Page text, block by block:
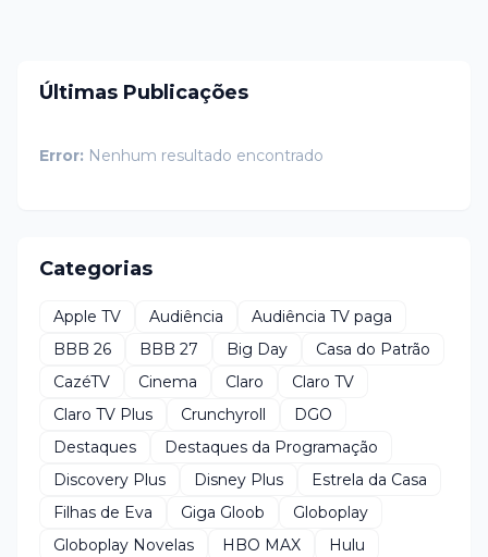
Últimas Publicações
Error: Nenhum resultado encontrado
Categorias
Apple TV Audiência
Audiência TV paga
BBB 26
BBB 27 Big Day
Casa do Patrão
CazéTV
Cinema Claro
Claro TV
Claro TV Plus
Crunchyroll
DGO
Destaques
Destaques da Programação
Discovery Plus
Disney Plus
Estrela da Casa
Filhas de Eva
Giga Gloob
Globoplay
Globoplay Novelas
HBO MAX
Hulu